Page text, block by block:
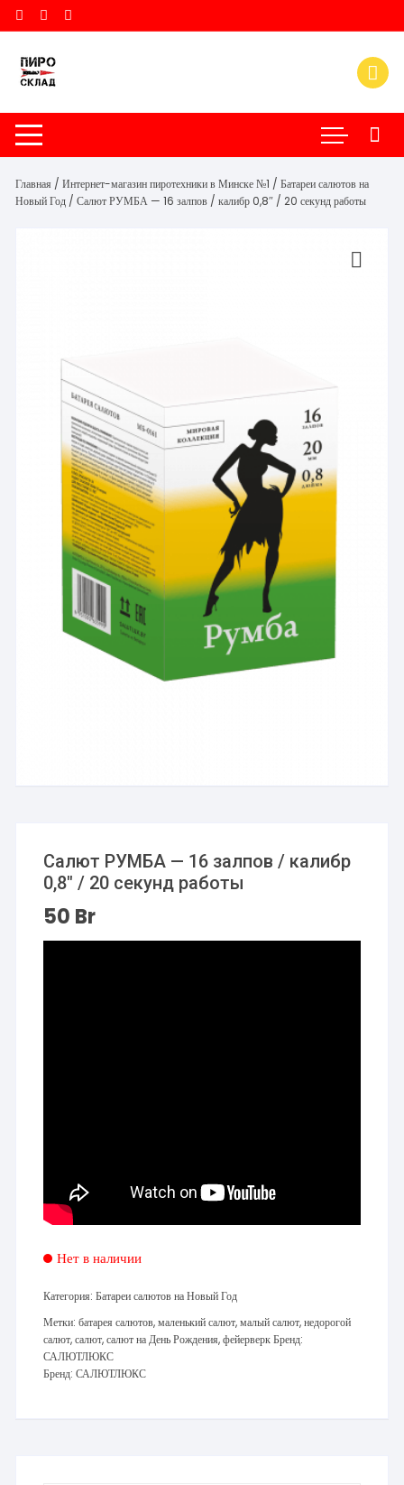
Перейти
к
содержимому
Главная /Интернет-магазин пиротехники в Минске №1 /Батареи салютов на
Новый Год / Салют РУМБА — 16 залпов / калибр 0,8″ / 20 секунд работы
Салют РУМБА — 16 залпов / калибр
0,8″ / 20 секунд работы
50 Br
Нет в наличии
Категория:Батареи салютов на Новый Год
Метки:батарея салютов,маленький салют,малый салют,недорогой
салют,салют,салют на День Рождения,фейерверкБренд:
САЛЮТЛЮКС
Бренд:САЛЮТЛЮКС